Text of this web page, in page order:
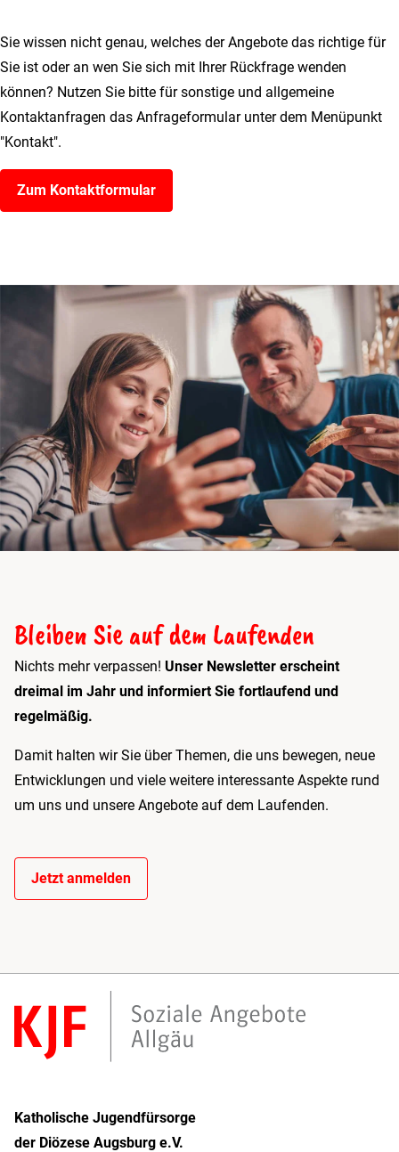
Sie wissen nicht genau, welches der Angebote das richtige für
Sie ist oder an wen Sie sich mit Ihrer Rückfrage wenden
können? Nutzen Sie bitte für sonstige und allgemeine
Kontaktanfragen das Anfrageformular unter dem Menüpunkt
"Kontakt".
Zum Kontaktformular
Bleiben Sie auf dem Laufenden
Nichts mehr verpassen! Unser Newsletter erscheint
dreimal im Jahr und informiert Sie fortlaufend und
regelmäßig.
Damit halten wir Sie über Themen, die uns bewegen, neue
Entwicklungen und viele weitere interessante Aspekte rund
um uns und unsere Angebote auf dem Laufenden.
Jetzt anmelden
Katholische Jugendfürsorge
der Diözese Augsburg e.V.